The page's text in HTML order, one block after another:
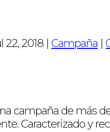
22, 2018 | Campaña |
campaña de más
Caracterizado y